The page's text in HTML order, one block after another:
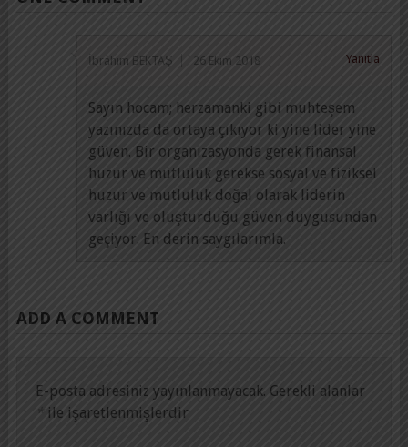
İbrahim BEKTAŞ 26 Ekim 2018 Yanıtla
Sayın hocam; herzamanki gibi muhteşem
yazınızda da ortaya çıkıyor ki yine lider yine
güven. Bir organizasyonda gerek finansal
huzur ve mutluluk gerekse sosyal ve fiziksel
huzur ve mutluluk doğal olarak liderin
varlığı ve oluşturduğu güven duygusundan
geçiyor. En derin saygılarımla.
ADD A COMMENT
E-posta adresiniz yayınlanmayacak. Gerekli alanlar
* ile işaretlenmişlerdir